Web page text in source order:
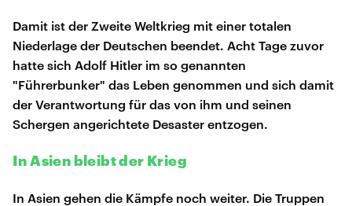
Damit ist der Zweite Weltkrieg mit einer totalen
Niederlage der Deutschen beendet. Acht Tage zuvor
hatte sich Adolf Hitler im so genannten
"Führerbunker" das Leben genommen und sich damit
der Verantwortung für das von ihm und seinen
Schergen angerichtete Desaster entzogen.
In Asien bleibt der Krieg
In Asien gehen die Kämpfe noch weiter. Die Truppen